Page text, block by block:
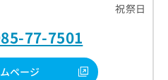
祝祭日
77-7501
ページ